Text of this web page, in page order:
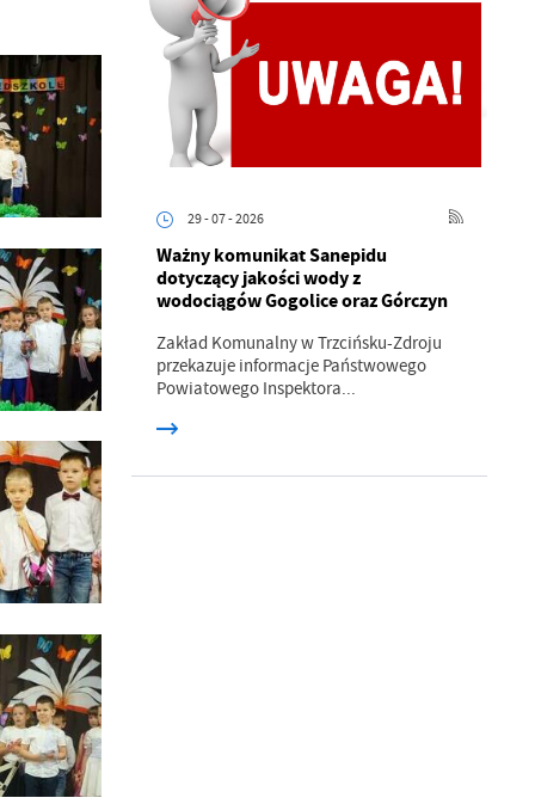
29 - 07 - 2026
Ważny komunikat Sanepidu
dotyczący jakości wody z
wodociągów Gogolice oraz Górczyn
Zakład Komunalny w Trzcińsku-Zdroju
przekazuje informacje Państwowego
Powiatowego Inspektora...